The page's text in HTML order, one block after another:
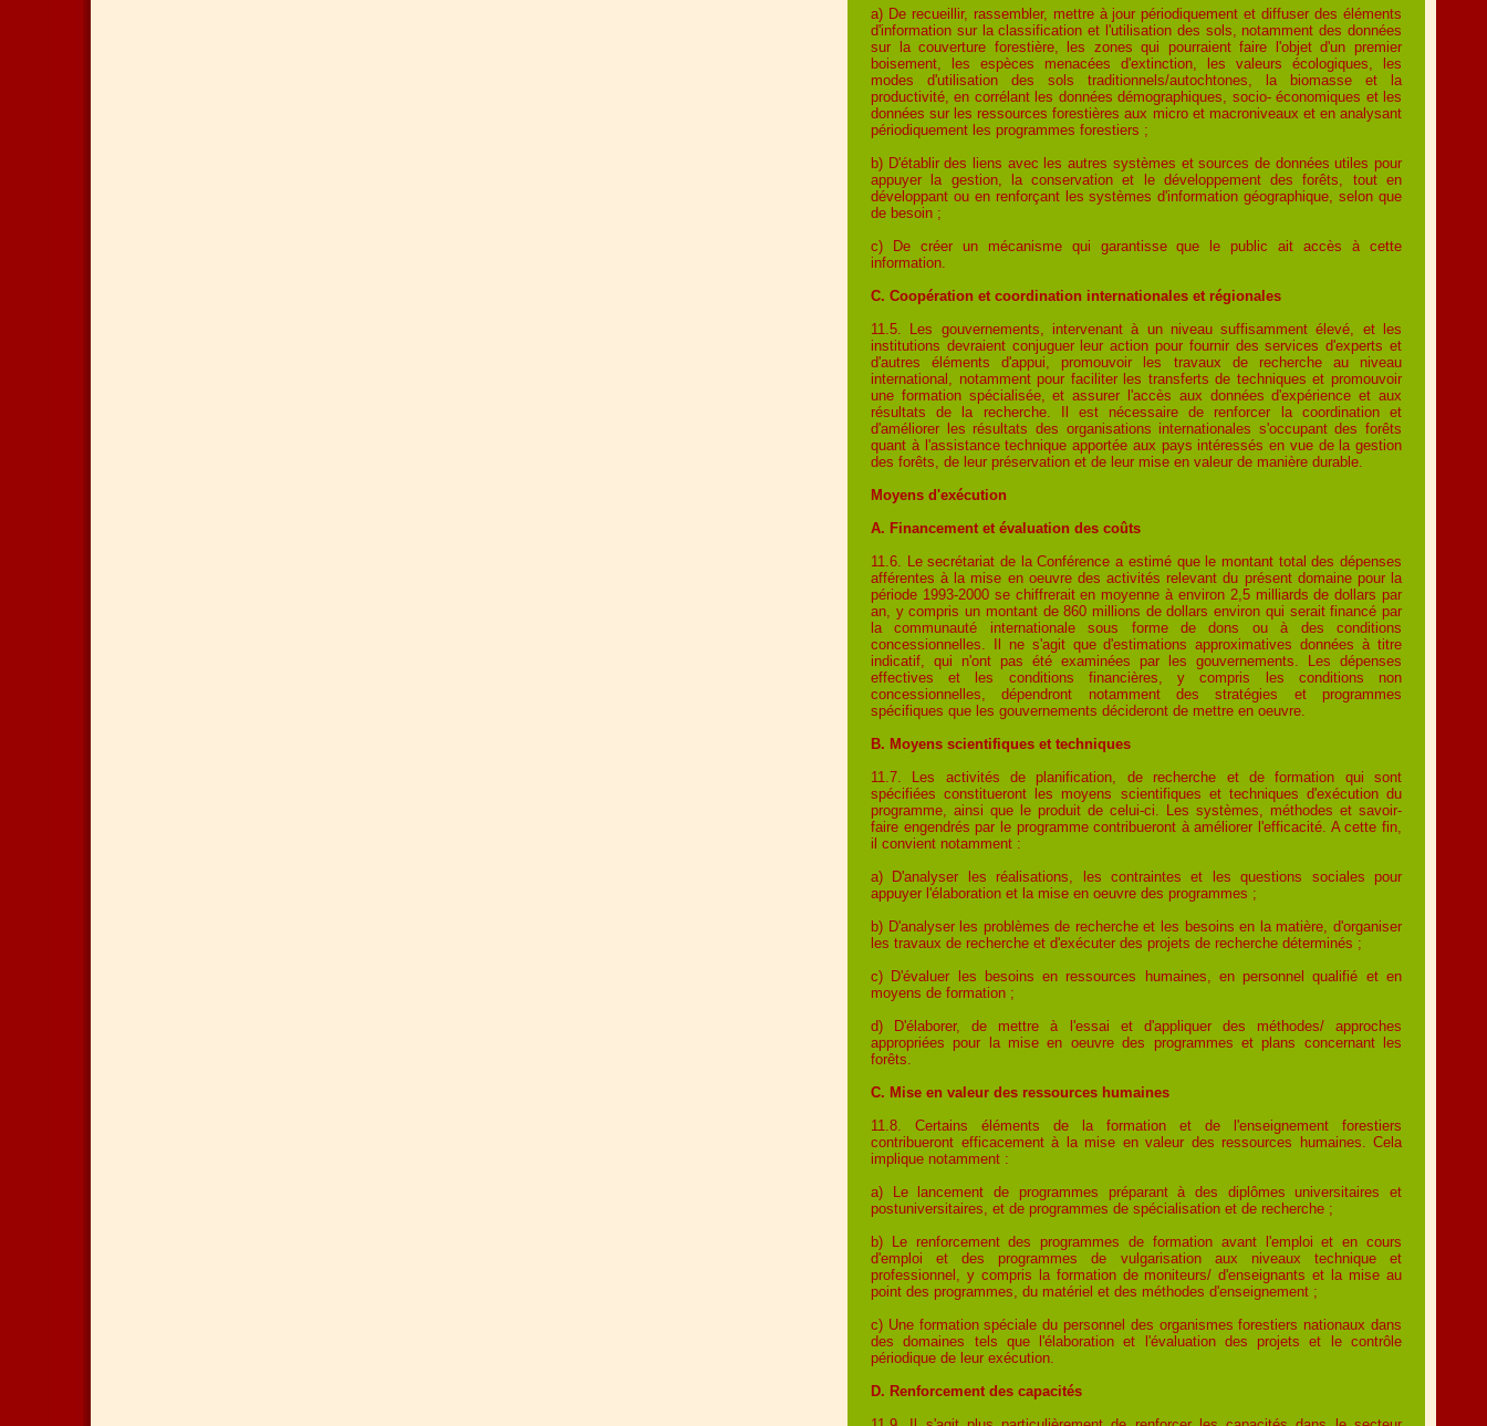
a) De recueillir, rassembler, mettre à jour périodiquement et diffuser des éléments
d'information sur la classification et l'utilisation des sols, notamment des données
sur la couverture forestière, les zones qui pourraient faire l'objet d'un premier
boisement, les espèces menacées d'extinction, les valeurs écologiques, les
modes d'utilisation des sols traditionnels/autochtones, la biomasse et la
productivité, en corrélant les données démographiques, socio- économiques et les
données sur les ressources forestières aux micro et macroniveaux et en analysant
périodiquement les programmes forestiers ;
b) D'établir des liens avec les autres systèmes et sources de données utiles pour
appuyer la gestion, la conservation et le développement des forêts, tout en
développant ou en renforçant les systèmes d'information géographique, selon que
de besoin ;
c) De créer un mécanisme qui garantisse que le public ait accès à cette
information.
C. Coopération et coordination internationales et régionales
11.5. Les gouvernements, intervenant à un niveau suffisamment élevé, et les
institutions devraient conjuguer leur action pour fournir des services d'experts et
d'autres éléments d'appui, promouvoir les travaux de recherche au niveau
international, notamment pour faciliter les transferts de techniques et promouvoir
une formation spécialisée, et assurer l'accès aux données d'expérience et aux
résultats de la recherche. Il est nécessaire de renforcer la coordination et
d'améliorer les résultats des organisations internationales s'occupant des forêts
quant à l'assistance technique apportée aux pays intéressés en vue de la gestion
des forêts, de leur préservation et de leur mise en valeur de manière durable.
Moyens d'exécution
A. Financement et évaluation des coûts
11.6. Le secrétariat de la Conférence a estimé que le montant total des dépenses
afférentes à la mise en oeuvre des activités relevant du présent domaine pour la
période 1993-2000 se chiffrerait en moyenne à environ 2,5 milliards de dollars par
an, y compris un montant de 860 millions de dollars environ qui serait financé par
la communauté internationale sous forme de dons ou à des conditions
concessionnelles. Il ne s'agit que d'estimations approximatives données à titre
indicatif, qui n'ont pas été examinées par les gouvernements. Les dépenses
effectives et les conditions financières, y compris les conditions non
concessionnelles, dépendront notamment des stratégies et programmes
spécifiques que les gouvernements décideront de mettre en oeuvre.
B. Moyens scientifiques et techniques
11.7. Les activités de planification, de recherche et de formation qui sont
spécifiées constitueront les moyens scientifiques et techniques d'exécution du
programme, ainsi que le produit de celui-ci. Les systèmes, méthodes et savoir-
faire engendrés par le programme contribueront à améliorer l'efficacité. A cette fin,
il convient notamment :
a) D'analyser les réalisations, les contraintes et les questions sociales pour
appuyer l'élaboration et la mise en oeuvre des programmes ;
b) D'analyser les problèmes de recherche et les besoins en la matière, d'organiser
les travaux de recherche et d'exécuter des projets de recherche déterminés ;
c) D'évaluer les besoins en ressources humaines, en personnel qualifié et en
moyens de formation ;
d) D'élaborer, de mettre à l'essai et d'appliquer des méthodes/ approches
appropriées pour la mise en oeuvre des programmes et plans concernant les
forêts.
C. Mise en valeur des ressources humaines
11.8. Certains éléments de la formation et de l'enseignement forestiers
contribueront efficacement à la mise en valeur des ressources humaines. Cela
implique notamment :
a) Le lancement de programmes préparant à des diplômes universitaires et
postuniversitaires, et de programmes de spécialisation et de recherche ;
b) Le renforcement des programmes de formation avant l'emploi et en cours
d'emploi et des programmes de vulgarisation aux niveaux technique et
professionnel, y compris la formation de moniteurs/ d'enseignants et la mise au
point des programmes, du matériel et des méthodes d'enseignement ;
c) Une formation spéciale du personnel des organismes forestiers nationaux dans
des domaines tels que l'élaboration et l'évaluation des projets et le contrôle
périodique de leur exécution.
D. Renforcement des capacités